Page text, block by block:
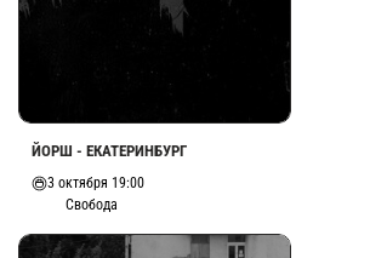
ЙОРШ - ЕКАТЕРИНБУРГ
3 октября 19:00
Свобода